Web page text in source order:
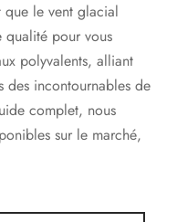
que le vent glacial
qualité pour vous
polyvalents, alliant
des incontournables de
complet, nous
sur le marché,